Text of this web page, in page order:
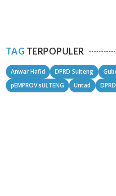
TAG TERPOPULER
Anwar Hafid DPRD Sulteng
pEMPROV sULTENG
Untad